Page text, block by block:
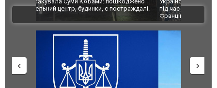
під час ліквідації масштабної лісової пожежі у
Франції
Болгарії
ВІДЕО